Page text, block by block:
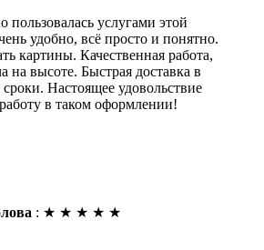
пользовалась услугами этой
удобно, всё просто и понятно.
картины. Качественная работа,
на высоте. Быстрая доставка в
Настоящее удовольствие
в таком оформлении!
: ★ ★ ★ ★ ★